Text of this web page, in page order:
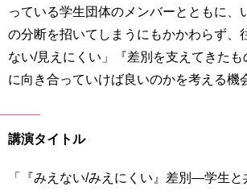
い
わ
せ
通
ク
ス
っている学生団体のメンバーとともに、
の分断を招いてしまうにもかかわらず、
ない/見えにくい」『差別を支えてきたも
に向き合っていけば良いのかを考える機
講演タイトル
「『みえない/みえにくい』差別―学生